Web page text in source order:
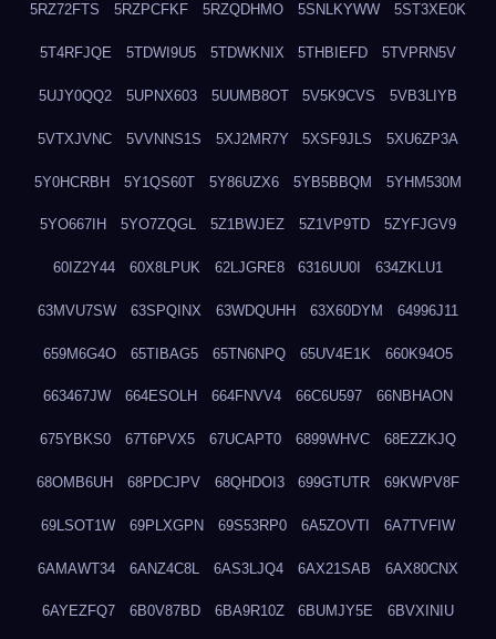
5RZ72FTS 5RZPCFKF 5RZQDHMO 5SNLKYWW 5ST3XE0K
5T4RFJQE 5TDWI9U5 5TDWKNIX 5THBIEFD 5TVPRN5V
5UJY0QQ2 5UPNX603 5UUMB8OT 5V5K9CVS 5VB3LIYB
5VTXJVNC 5VVNNS1S 5XJ2MR7Y 5XSF9JLS 5XU6ZP3A
5Y0HCRBH 5Y1QS60T 5Y86UZX6 5YB5BBQM 5YHM530M
5YO667IH 5YO7ZQGL 5Z1BWJEZ 5Z1VP9TD 5ZYFJGV9
60IZ2Y44 60X8LPUK 62LJGRE8 6316UU0I 634ZKLU1
63MVU7SW 63SPQINX 63WDQUHH 63X60DYM 64996J11
659M6G4O 65TIBAG5 65TN6NPQ 65UV4E1K 660K94O5
663467JW 664ESOLH 664FNVV4 66C6U597 66NBHAON
675YBKS0 67T6PVX5 67UCAPT0 6899WHVC 68EZZKJQ
68OMB6UH 68PDCJPV 68QHDOI3 699GTUTR 69KWPV8F
69LSOT1W 69PLXGPN 69S53RP0 6A5ZOVTI 6A7TVFIW
6AMAWT34 6ANZ4C8L 6AS3LJQ4 6AX21SAB 6AX80CNX
6AYEZFQ7 6B0V87BD 6BA9R10Z 6BUMJY5E 6BVXINIU